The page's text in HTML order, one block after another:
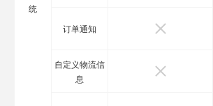
统
订单通知
自定义物流信
息